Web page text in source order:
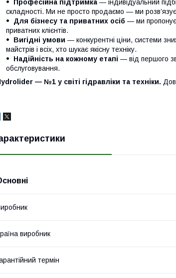
Професійна підтримка — індивідуальний
складності. Ми не просто продаємо — ми
Для бізнесу та приватних осіб — ми
приватних клієнтів.
Вигідні умови — конкурентні ціни, системи
майстрів і всіх, хто шукає якісну техніку.
Надійність на кожному етапі — від першого
обслуговування.
— №1 у світі гідравліки та техніки.
виробник
термін